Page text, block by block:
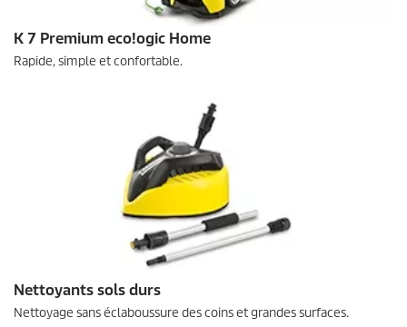
K 7 Premiumeco!ogic Home
Rapide, simple et confortable.
Nettoyants sols durs
Nettoyage sans éclaboussure des coins et grandes surfaces.